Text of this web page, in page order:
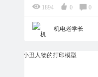
1894
0 0
机电老学长